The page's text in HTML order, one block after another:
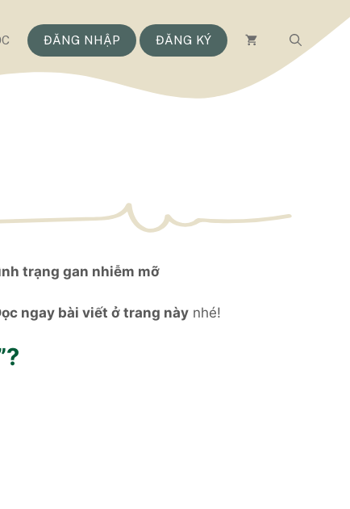
ĐĂNG NHẬP ĐĂNG KÝ
trạng gan nhiễm mỡ
ngay bài viết ở trang này nhé!